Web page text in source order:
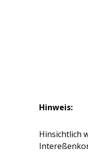
Hinweis:
Hinsichtlich